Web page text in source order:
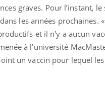
graves. Pour l’instant,
les années prochaines.
et il n'y a aucun
à l’université
un vaccin pour lequel